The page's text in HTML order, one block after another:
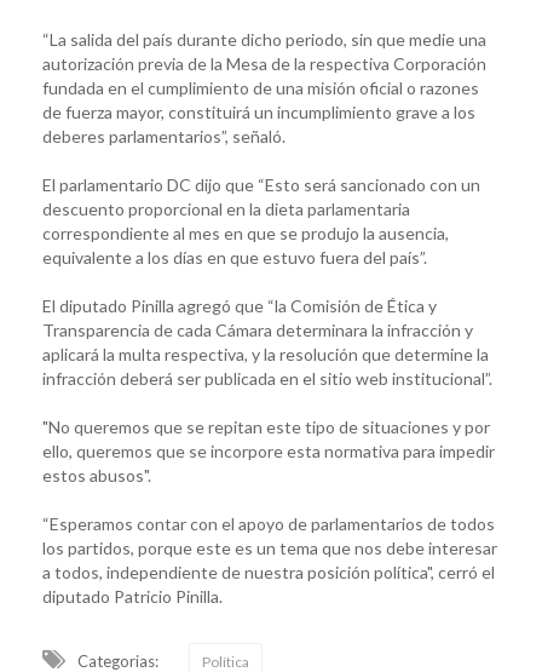
“La salida del país durante dicho periodo, sin que medie una
autorización previa de la Mesa de la respectiva Corporación
fundada en el cumplimiento de una misión oficial o razones
de fuerza mayor, constituirá un incumplimiento grave a los
deberes parlamentarios”, señaló.
El parlamentario DC dijo que “Esto será sancionado con un
descuento proporcional en la dieta parlamentaria
correspondiente al mes en que se produjo la ausencia,
equivalente a los días en que estuvo fuera del país”.
El diputado Pinilla agregó que “la Comisión de Ética y
Transparencia de cada Cámara determinara la infracción y
aplicará la multa respectiva, y la resolución que determine la
infracción deberá ser publicada en el sitio web institucional”.
"No queremos que se repitan este tipo de situaciones y por
ello, queremos que se incorpore esta normativa para impedir
estos abusos".
“Esperamos contar con el apoyo de parlamentarios de todos
los partidos, porque este es un tema que nos debe interesar
a todos, independiente de nuestra posición política", cerró el
diputado Patricio Pinilla.
Categorias: Política